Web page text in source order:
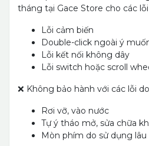
tháng tại Gace Store cho các
Lỗi cảm biến
Double-click ngoài ý
Lỗi kết nối không dây
Lỗi switch hoặc scroll
❌ Không bảo hành với các lỗi
Rơi vỡ, vào nước
Tự ý tháo mở, sửa chữa
Mòn phím do sử dụng